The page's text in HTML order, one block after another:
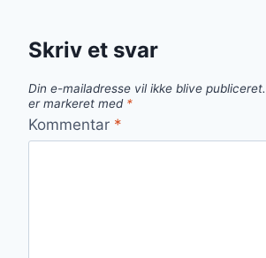
Skriv et svar
Din e-mailadresse vil ikke blive publiceret.
er markeret med *
Kommentar *